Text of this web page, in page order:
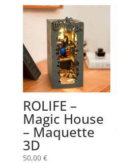
ROLIFE –
Magic House
– Maquette
3D
50,00 €